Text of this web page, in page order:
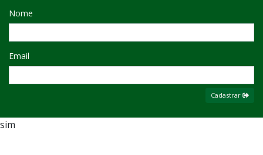
Nome
Email
Cadastrar
sim